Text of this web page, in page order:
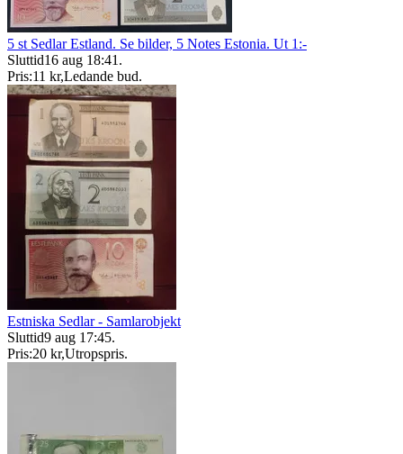
5 st Sedlar Estland. Se bilder, 5 Notes Estonia. Ut 1:-
Sluttid16 aug 18:41 .
Pris:11 kr,Ledande bud.
Estniska Sedlar - Samlarobjekt
Sluttid9 aug 17:45.
Pris:20 kr,Utropspris.